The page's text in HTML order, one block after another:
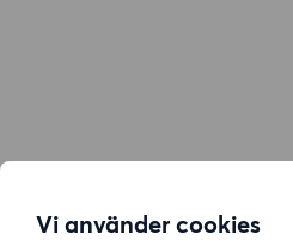
Vi använder cookies